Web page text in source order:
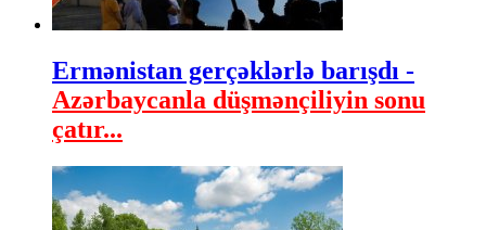
Ermənistan gerçəklərlə barışdı -
Azərbaycanla düşmənçiliyin sonu
çatır...